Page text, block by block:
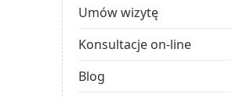
Umów wizytę
Konsultacje on-line
Blog